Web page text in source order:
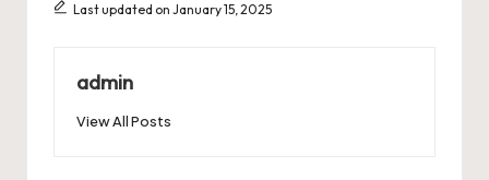
Last updated on January 15, 2025
admin
View All Posts